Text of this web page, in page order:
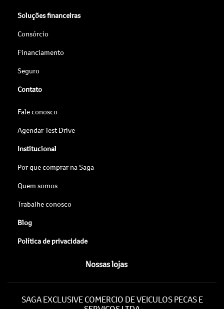
Soluções financeiras
Consórcio
Financiamento
Seguro
Contato
Fale conosco
Agendar Test Drive
Institucional
Por que comprar na Saga
Quem somos
Trabalhe conosco
Blog
Política de privacidade
Nossas lojas
SAGA EXCLUSIVE COMERCIO DE VEICULOS PECAS E